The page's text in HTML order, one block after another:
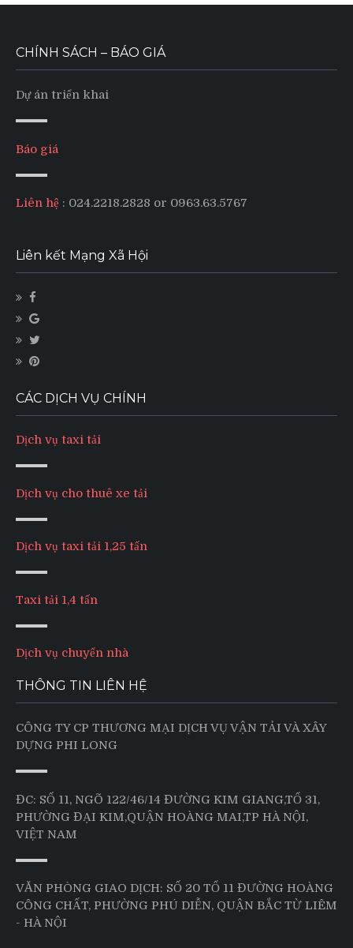
CHÍNH SÁCH – BÁO GIÁ
Dự án triển khai
Báo giá
Liên hệ : 024.2218.2828 or 0963.63.5767
Liên kết Mạng Xã Hội
CÁC DỊCH VỤ CHÍNH
Dịch vụ taxi tải
Dịch vụ cho thuê xe tải
Dịch vụ taxi tải 1,25 tấn
Taxi tải 1,4 tấn
Dịch vụ chuyển nhà
THÔNG TIN LIÊN HỆ
CÔNG TY CP THƯƠNG MẠI DỊCH VỤ VẬN TẢI VÀ XÂY
DỰNG PHI LONG
ĐC: SỐ 11, NGÕ 122/46/14 ĐƯỜNG KIM GIANG,TỔ 31,
PHƯỜNG ĐẠI KIM,QUẬN HOÀNG MAI,TP HÀ NỘI,
VIỆT NAM
VĂN PHÒNG GIAO DỊCH: SỐ 20 TỔ 11 ĐƯỜNG HOÀNG
CÔNG CHẤT, PHƯỜNG PHÚ DIỄN, QUẬN BẮC TỪ LIÊM
- HÀ NỘI